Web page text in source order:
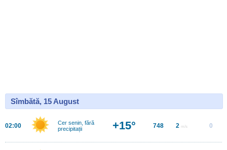
Sîmbătă, 15 August
02:00
Cer senin, fără
precipitații
+15° 748 2 m/s 0